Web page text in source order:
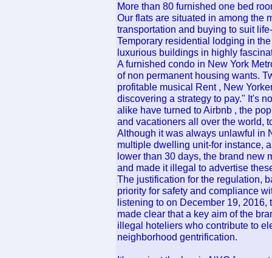
More than 80 furnished one bed
Our flats are situated in among the
transportation and buying to suit
Temporary residential lodging in
luxurious buildings in highly
A furnished condo in New York
of non permanent housing wants.
profitable musical Rent , New
discovering a strategy to pay." It's
alike have turned to Airbnb , the
and vacationers all over the world,
Although it was always unlawful in
multiple dwelling unit-for instance,
lower than 30 days, the brand new
and made it illegal to advertise
The justification for the regulation,
priority for safety and compliance
listening to on December 19,
made clear that a key aim of the
illegal hoteliers who contribute to
neighborhood gentrification.